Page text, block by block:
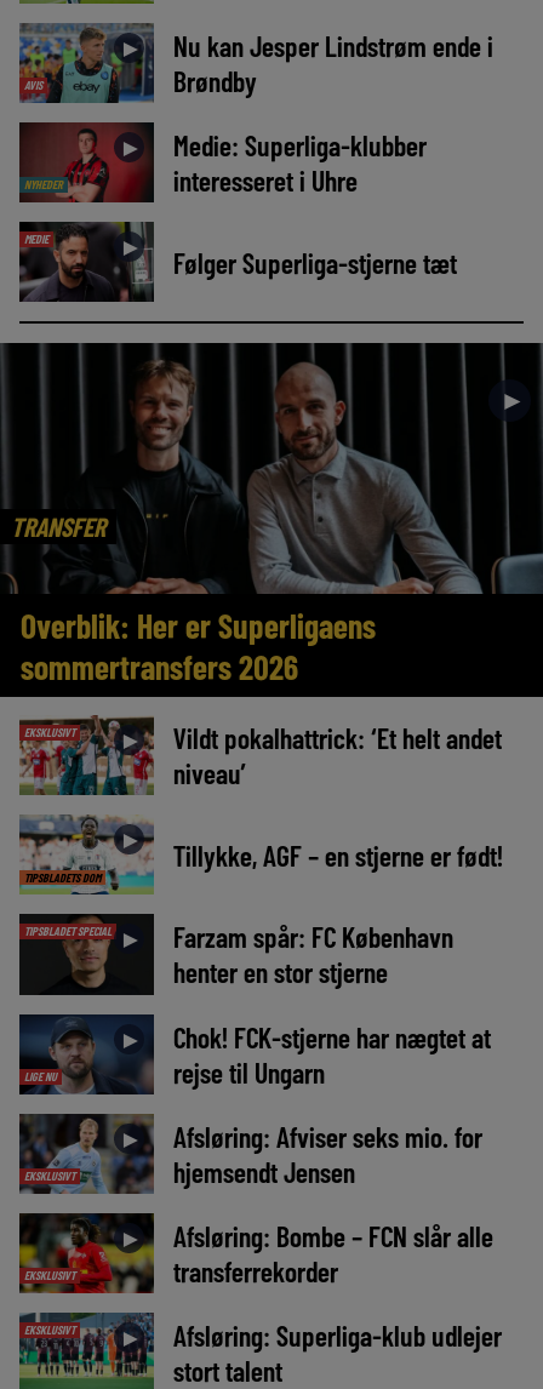
AVIS
►
Nu kan Jesper Lindstrøm ende i
Brøndby
NYHEDER
►
Medie: Superliga-klubber
interesseret i Uhre
MEDIE ► Følger Superliga-stjerne tæt
TRANSFER
►
Overblik: Her er Superligaens
sommertransfers 2026
EKSKLUSIVT ►
Vildt pokalhattrick: ‘Et helt andet
niveau’
TIPSBLADETS DOM
► Tillykke, AGF – en stjerne er født!
TIPSBLADET SPECIAL ►
Farzam spår: FC København
henter en stor stjerne
LIGE NU
►
Chok! FCK-stjerne har nægtet at
rejse til Ungarn
EKSKLUSIVT
►
Afsløring: Afviser seks mio. for
hjemsendt Jensen
EKSKLUSIVT
►
Afsløring: Bombe – FCN slår alle
transferrekorder
EKSKLUSIVT ►
Afsløring: Superliga-klub udlejer
stort talent